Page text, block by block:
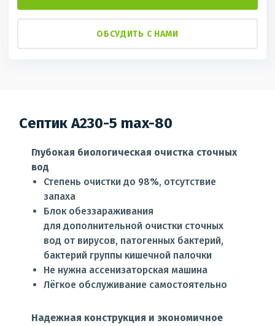
ОБСУДИТЬ С НАМИ
Септик А230-5 max-80
Глубокая биологическая очистка сточных
вод
Степень очистки до 98%, отсутствие
запаха
Блок обеззараживания
для дополнительной очистки сточных
вод от вирусов, патогенных бактерий,
бактерий группы кишечной палочки
Не нужна ассенизаторская машина
Лёгкое обслуживание самостоятельно
Надежная конструкция и экономичное